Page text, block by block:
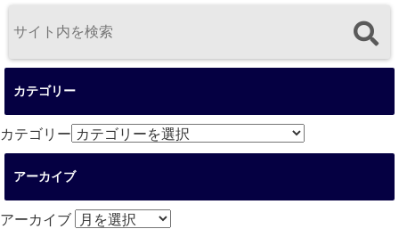
カテゴリー
カテゴリー
アーカイブ
アーカイブ